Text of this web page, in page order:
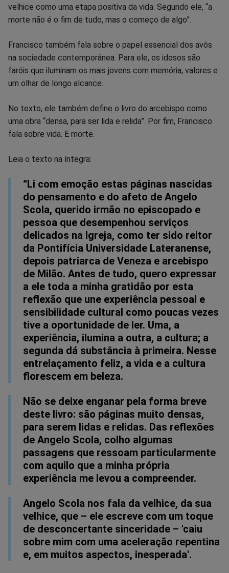
velhice como uma etapa positiva da vida. Segundo ele, “a
morte não é o fim de tudo, mas o começo de algo”.
Francisco também fala sobre o papel essencial dos avós
na sociedade contemporânea. Para ele, os idosos são
faróis que iluminam os mais jovens com memória, valores e
um olhar de longo alcance.
No texto, ele também define o livro do arcebispo como
uma obra “densa, para ser lida e relida”. Por fim, Francisco
fala sobre vida. E morte.
Leia o texto na íntegra:
“Li com emoção estas páginas nascidas
do pensamento e do afeto de Angelo
Scola, querido irmão no episcopado e
pessoa que desempenhou serviços
delicados na Igreja, como ter sido reitor
da Pontifícia Universidade Lateranense,
depois patriarca de Veneza e arcebispo
de Milão. Antes de tudo, quero expressar
a ele toda a minha gratidão por esta
reflexão que une experiência pessoal e
sensibilidade cultural como poucas vezes
tive a oportunidade de ler. Uma, a
experiência, ilumina a outra, a cultura; a
segunda dá substância à primeira. Nesse
entrelaçamento feliz, a vida e a cultura
florescem em beleza.
Não se deixe enganar pela forma breve
deste livro: são páginas muito densas,
para serem lidas e relidas. Das reflexões
de Angelo Scola, colho algumas
passagens que ressoam particularmente
com aquilo que a minha própria
experiência me levou a compreender.
Angelo Scola nos fala da velhice, da sua
velhice, que – ele escreve com um toque
de desconcertante sinceridade – 'caiu
sobre mim com uma aceleração repentina
e, em muitos aspectos, inesperada'.